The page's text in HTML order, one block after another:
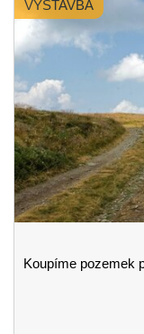
VÝSTAVBA
Koupíme pozemek pro stavbu